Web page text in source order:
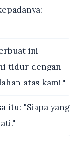
ini
tidur dengan
atas kami."
itu: "Siapa yang